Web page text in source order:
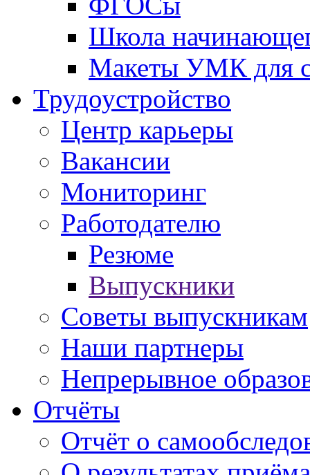
Школа
Макеты УМК для
Трудоустройство
Центр карьеры
Вакансии
Мониторинг
Работодателю
Резюме
Выпускники
Советы выпускникам
Наши партнеры
Непрерывное
Отчёты
Отчёт о